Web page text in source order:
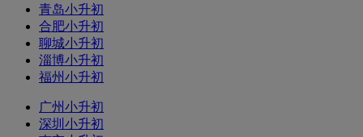
青岛小升初
合肥小升初
聊城小升初
淄博小升初
福州小升初
广州小升初
深圳小升初